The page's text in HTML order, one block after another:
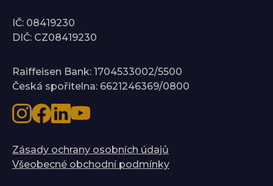
IČ: 08419230
DIČ: CZ08419230
Raiffeisen Bank: 1704533002/5500
Česká spořitelna: 6621246369/0800
Zásady ochrany osobních údajů
Všeobecné obchodní podmínky